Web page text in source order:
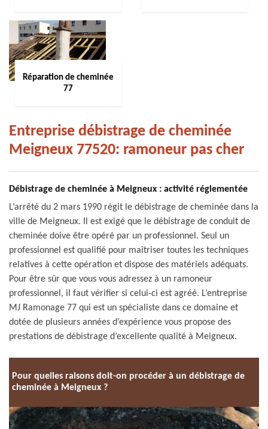
Réparation de cheminée
77
Entreprise débistrage de cheminée
Meigneux 77520: ramoneur pas cher
Débistrage de cheminée à Meigneux : activité réglementée
L’arrêté du 2 mars 1990 régit le débistrage de cheminée dans la
ville de Meigneux. Il est exigé que le débistrage de conduit de
cheminée doive être opéré par un professionnel. Seul un
professionnel est qualifié pour maîtriser toutes les techniques
relatives à cette opération et dispose des matériels adéquats.
Pour être sûr que vous vous adressez à un ramoneur
professionnel, il faut vérifier si celui-ci est agréé. L’entreprise
MJ Ramonage 77 qui est un spécialiste dans ce domaine et
dotée de plusieurs années d’expérience vous propose des
prestations de débistrage d’excellente qualité à Meigneux.
Pour quelles raisons doit-on procéder à un débistrage de
cheminée à Meigneux ?